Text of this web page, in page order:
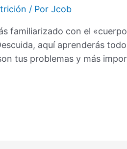
/ PorJcob
familiarizado con el
aquí aprenderás
tus problemas y más